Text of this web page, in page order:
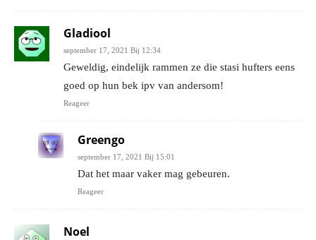
Gladiool
september 17, 2021 Bij 12:34
Geweldig, eindelijk rammen ze die stasi hufters eens
goed op hun bek ipv van andersom!
Reageer
Greengo
september 17, 2021 Bij 15:01
Dat het maar vaker mag gebeuren.
Reageer
Noel